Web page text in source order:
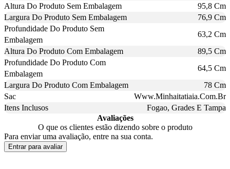
Altura Do Produto Sem Embalagem
95,8 Cm
Largura Do Produto Sem Embalagem
76,9 Cm
Profundidade Do Produto Sem
Embalagem
63,2 Cm
Altura Do Produto Com Embalagem
89,5 Cm
Profundidade Do Produto Com
Embalagem
64,5 Cm
Largura Do Produto Com Embalagem
78 Cm
Sac
Www.Minhaitatiaia.Com.Br
Itens Inclusos
Fogao, Grades E Tampa
Avaliações
O que os clientes estão dizendo sobre o produto
Para enviar uma avaliação, entre na sua conta.
Entrar para avaliar